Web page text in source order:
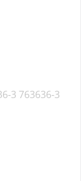
3 763636-3